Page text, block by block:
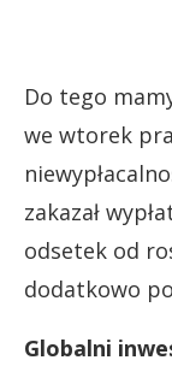
Do tego
we wtorek
zakazał
odsetek od
dodatkowo
Globalni